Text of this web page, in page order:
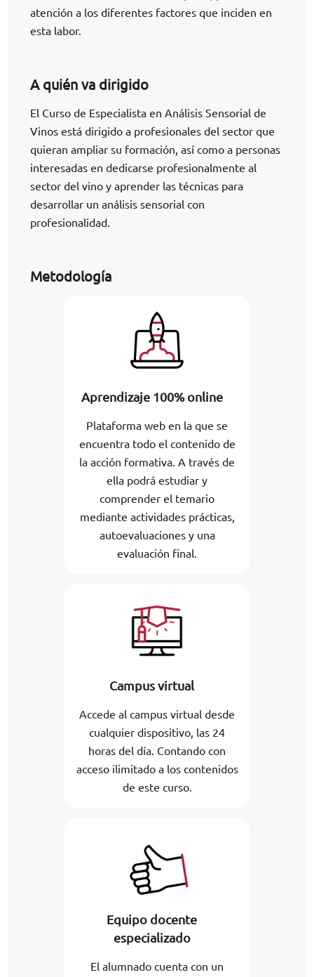
atención a los diferentes factores que inciden en
esta labor.
A quién va dirigido
El Curso de Especialista en Análisis Sensorial de
Vinos está dirigido a profesionales del sector que
quieran ampliar su formación, así como a personas
interesadas en dedicarse profesionalmente al
sector del vino y aprender las técnicas para
desarrollar un análisis sensorial con
profesionalidad.
Metodología
Aprendizaje 100% online
Plataforma web en la que se
encuentra todo el contenido de
la acción formativa. A través de
ella podrá estudiar y
comprender el temario
mediante actividades prácticas,
autoevaluaciones y una
evaluación final.
Campus virtual
Accede al campus virtual desde
cualquier dispositivo, las 24
horas del día. Contando con
acceso ilimitado a los contenidos
de este curso.
Equipo docente
especializado
El alumnado cuenta con un